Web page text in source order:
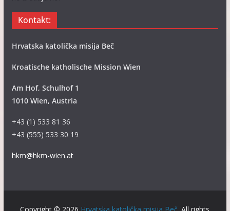
Kontakt:
Hrvatska katolička misija Beč
Kroatische katholische Mission Wien
Am Hof, Schulhof 1
1010 Wien, Austria
+43 (1) 533 81 36
+43 (555) 533 30 19
hkm@hkm-wien.at